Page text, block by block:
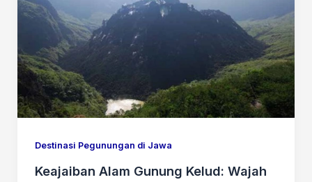
Destinasi Pegunungan di Jawa
Keajaiban Alam Gunung Kelud: Wajah